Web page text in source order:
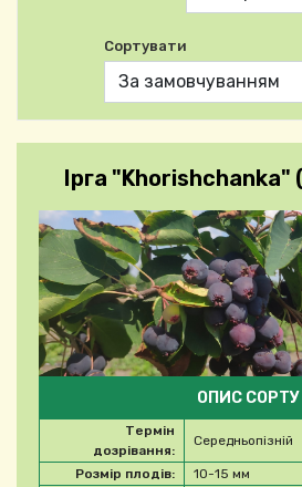
Сортувати
Ірга "Khorishchanka"
ОПИС СОРТУ
Термін
дозрівання:
Середньопізній
Розмір плодів:
10-15 мм